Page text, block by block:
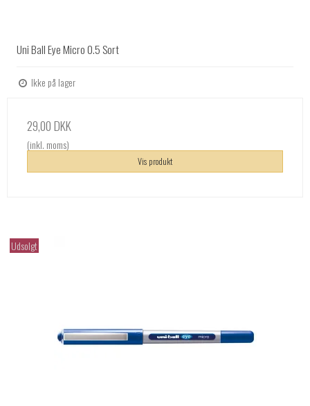
Uni Ball Eye Micro 0.5 Sort
Ikke på lager
29,00 DKK
(inkl. moms)
Vis produkt
Udsolgt